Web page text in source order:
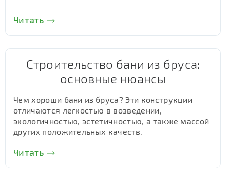
Читать
Строительство бани из бруса:
основные нюансы
Чем хороши бани из бруса? Эти конструкции
отличаются легкостью в возведении,
экологичностью, эстетичностью, а также массой
других положительных качеств.
Читать